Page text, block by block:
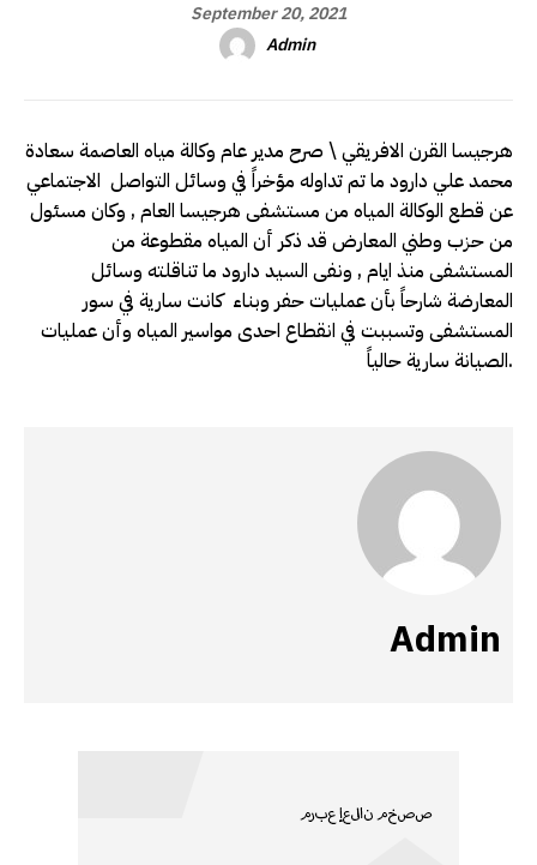
September 20, 2021
Admin
هرجيسا القرن الافريقي \ صرح مدير عام وكالة مياه العاصمة سعادة
محمد علي دارود ما تم تداوله مؤخراً في وسائل التواصل الاجتماعي
عن قطع الوكالة المياه من مستشفى هرجيسا العام , وكان مسئول
من حزب وطني المعارض قد ذكر أن المياه مقطوعة من
المستشفى منذ ايام , ونفى السيد دارود ما تناقلته وسائل
المعارضة شارحاً بأن عمليات حفر وبناء كانت سارية في سور
المستشفى وتسببت في انقطاع احدى مواسير المياه وأن عمليات
الصيانة سارية حالياً.
Admin